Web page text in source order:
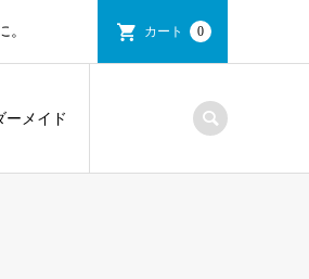
カート 0
ーメイド